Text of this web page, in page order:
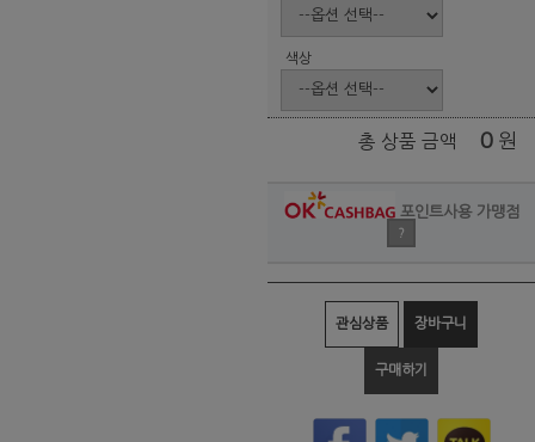
색상
총 상품 금액 0 원
포인트사용 가맹점
?
관심상품 장바구니
구매하기